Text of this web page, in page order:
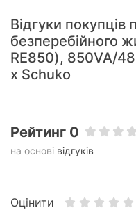
Інформація про стан
дисплеї. Інтерфейс: USB.
Відгуки
безперебійного
RE850), 850VA/
x Schuko
Рейтинг 0
на основі відгуків
Оцінити